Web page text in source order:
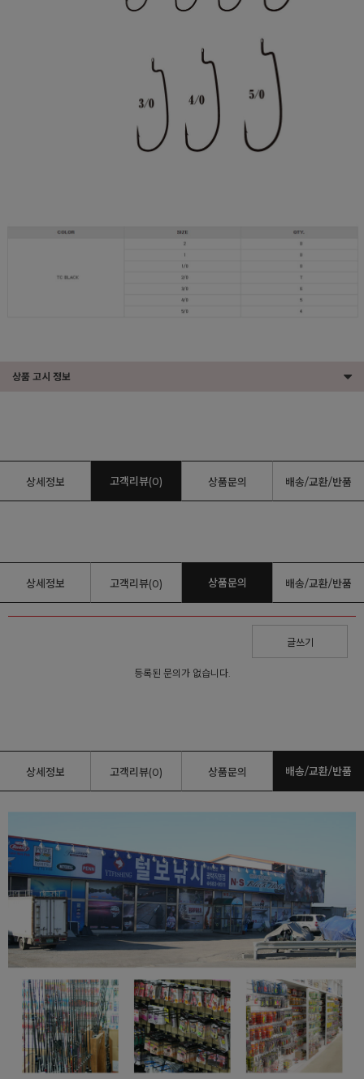
상품 고시 정보
상세정보 고객리뷰(0) 상품문의 배송/교환/반품
상세정보 고객리뷰(0) 상품문의 배송/교환/반품
글쓰기
등록된 문의가 없습니다.
상세정보 고객리뷰(0) 상품문의 배송/교환/반품